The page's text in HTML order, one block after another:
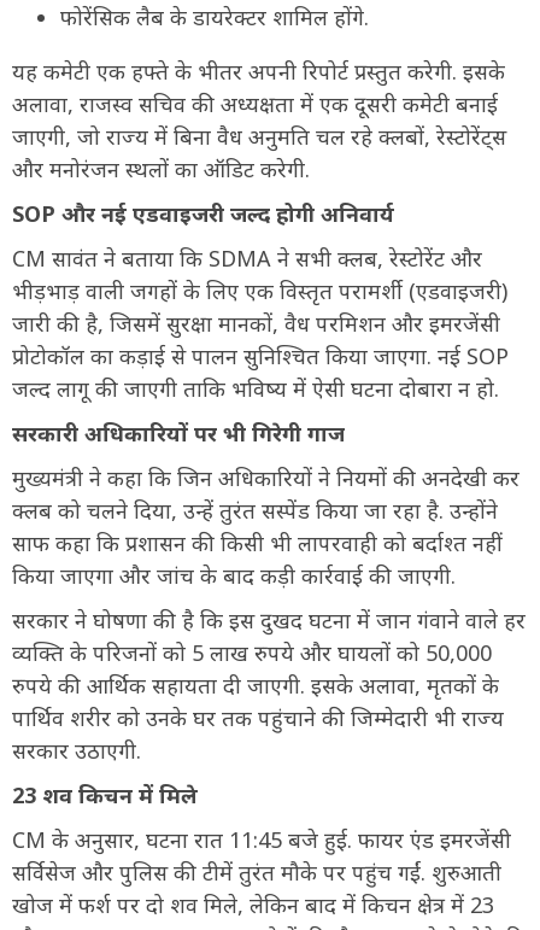
फोरेंसिक लैब के डायरेक्टर शामिल होंगे.
यह कमेटी एक हफ्ते के भीतर अपनी रिपोर्ट प्रस्तुत करेगी. इसके
अलावा, राजस्व सचिव की अध्यक्षता में एक दूसरी कमेटी बनाई
जाएगी, जो राज्य में बिना वैध अनुमति चल रहे क्लबों, रेस्टोरेंट्स
और मनोरंजन स्थलों का ऑडिट करेगी.
SOP और नई एडवाइजरी जल्द होगी अनिवार्य
CM सावंत ने बताया कि SDMA ने सभी क्लब, रेस्टोरेंट और
भीड़भाड़ वाली जगहों के लिए एक विस्तृत परामर्शी (एडवाइजरी)
जारी की है, जिसमें सुरक्षा मानकों, वैध परमिशन और इमरजेंसी
प्रोटोकॉल का कड़ाई से पालन सुनिश्चित किया जाएगा. नई SOP
जल्द लागू की जाएगी ताकि भविष्य में ऐसी घटना दोबारा न हो.
सरकारी अधिकारियों पर भी गिरेगी गाज
मुख्यमंत्री ने कहा कि जिन अधिकारियों ने नियमों की अनदेखी कर
क्लब को चलने दिया, उन्हें तुरंत सस्पेंड किया जा रहा है. उन्होंने
साफ कहा कि प्रशासन की किसी भी लापरवाही को बर्दाश्त नहीं
किया जाएगा और जांच के बाद कड़ी कार्रवाई की जाएगी.
सरकार ने घोषणा की है कि इस दुखद घटना में जान गंवाने वाले हर
व्यक्ति के परिजनों को 5 लाख रुपये और घायलों को 50,000
रुपये की आर्थिक सहायता दी जाएगी. इसके अलावा, मृतकों के
पार्थिव शरीर को उनके घर तक पहुंचाने की जिम्मेदारी भी राज्य
सरकार उठाएगी.
23 शव किचन में मिले
CM के अनुसार, घटना रात 11:45 बजे हुई. फायर एंड इमरजेंसी
सर्विसेज और पुलिस की टीमें तुरंत मौके पर पहुंच गईं. शुरुआती
खोज में फर्श पर दो शव मिले, लेकिन बाद में किचन क्षेत्र में 23